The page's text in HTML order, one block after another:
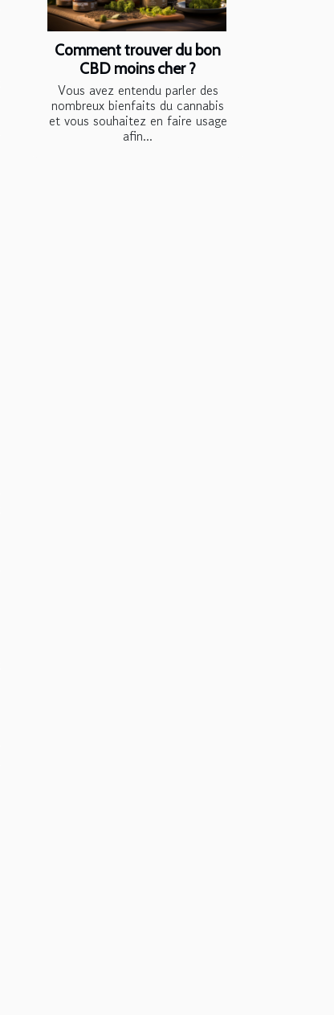
Comment trouver du bon
CBD moins cher ?
Vous avez entendu parler des
nombreux bienfaits du cannabis
et vous souhaitez en faire usage
afin...